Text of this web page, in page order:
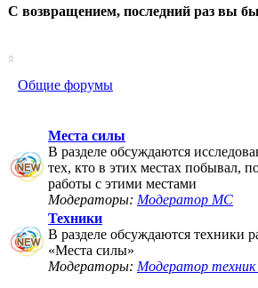
С возвращением, последний раз вы
Общие форумы
Места силы
В разделе обсуждаются
тех, кто в этих местах побывал,
работы с этими местами
Модераторы: Модератор МС
Техники
В разделе обсуждаются техники
«Места силы»
Модераторы: Модератор